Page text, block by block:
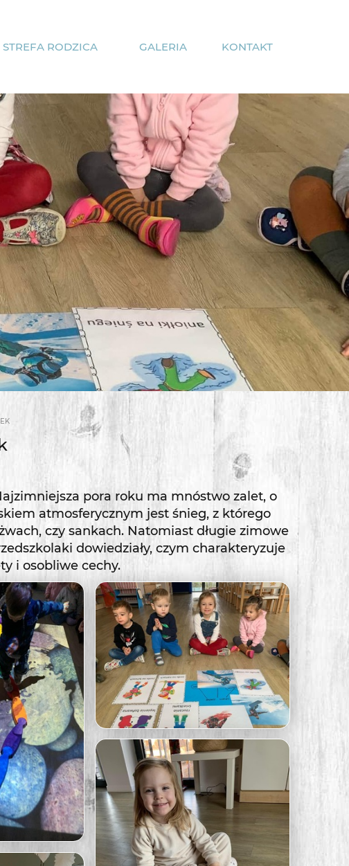
STREFA RODZICA GALERIA KONTAKT
pora roku ma mnóstwo zalet, o
atmosferycznym jest śnieg, z którego
czy sankach. Natomiast długie zimowe
dowiedziały, czym charakteryzuje
i osobliwe cechy.